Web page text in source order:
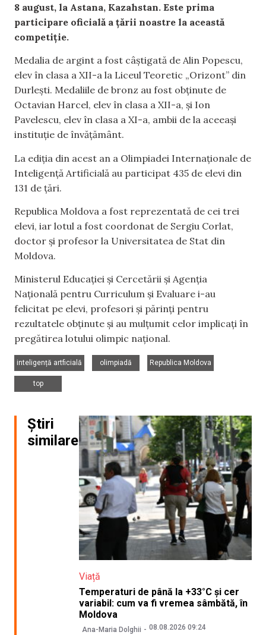
8 august, la Astana, Kazahstan. Este prima
participare oficială a țării noastre la această
competiție.
Medalia de argint a fost câștigată de Alin Popescu,
elev în clasa a XII-a la Liceul Teoretic „Orizont” din
Durlești. Medaliile de bronz au fost obținute de
Octavian Harcel, elev în clasa a XII-a, și Ion
Pavelescu, elev în clasa a XI-a, ambii de la aceeași
instituție de învățământ.
La ediția din acest an a Olimpiadei Internaționale de
Inteligență Artificială au participat 435 de elevi din
131 de țări.
Republica Moldova a fost reprezentată de cei trei
elevi, iar lotul a fost coordonat de Sergiu Corlat,
doctor și profesor la Universitatea de Stat din
Moldova.
Ministerul Educației și Cercetării și Agenția
Națională pentru Curriculum și Evaluare i-au
felicitat pe elevi, profesori și părinți pentru
rezultatele obținute și au mulțumit celor implicați în
pregătirea lotului olimpic național.
inteligență artficială
olimpiadă
Republica Moldova
top
Știri
similare
Viață
Temperaturi de până la +33°C și cer
variabil: cum va fi vremea sâmbătă, în
Moldova
Ana-Maria Dolghii 08.08.2026 09:24